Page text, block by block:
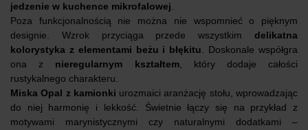
jedzenie w kuchence mikrofalowej
Poza funkcjonalnością nie można nie wspomnieć o pięknym
designie. Wzrok przyciąga przede wszystkim delikatna
kolorystyka z elementami beżu i błękitu . Doskonale współgra
ona z nieregularnym kształtem, który dodaje całości
rustykalnego charakteru.
Miska Opal z kamionki urozmaici aranżację stołu, wprowadzając
do niej harmonię i lekkość. Świetnie łączy się na przykład z
motywami marynistycznymi czy naturalnymi dodatkami –